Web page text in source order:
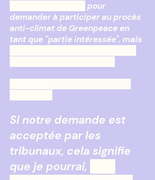
pour
demander à participer au procès
anti-climat de Greenpeace en
tant que "partie intéressée", mais
Si notre demande est
acceptée par les
tribunaux, cela signifie
que je pourrai,